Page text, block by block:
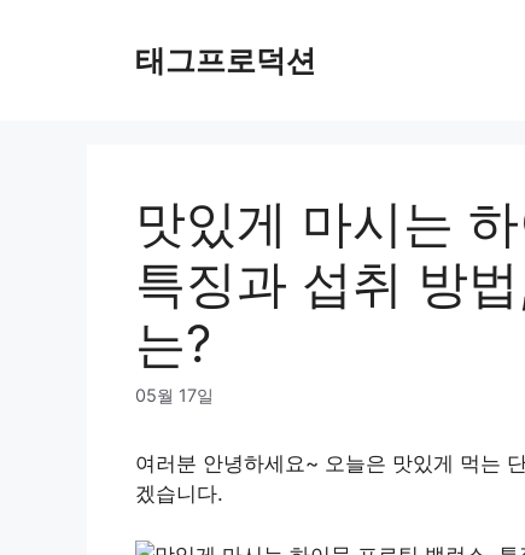
태그프로덕션
맛있게 마시는
특징과 섭취 방
는?
05월 17일
여러분 안녕하세요~ 오늘은 맛있게 먹는
겠습니다.